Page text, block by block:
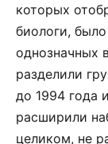
которых
биологи,
однозначных
разделили
до 1994 года
расширили
целиком, не